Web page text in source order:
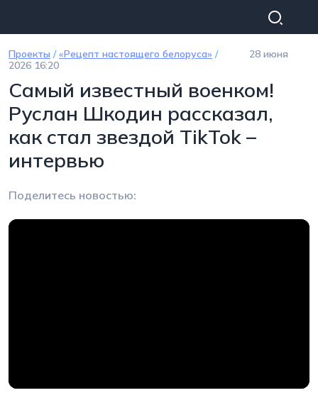
Проекты /«Рецепт настоящего белоруса» /
28 июня
2026 16:20
Самый известный военком!
Руслан Шкодин рассказал,
как стал звездой TikTok –
интервью
Поделитесь новостью: